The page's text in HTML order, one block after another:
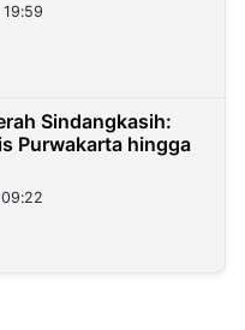
Sindangkasih:
Purwakarta hingga